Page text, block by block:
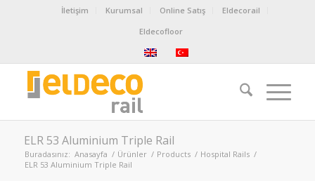
İletişim Kurumsal Online Satış
Eldecorail
Eldecofloor
ELR 53 Aluminium Triple Rail
Buradasınız: Anasayfa / Ürünler / Products / Hospital Rails /
ELR 53 Aluminium Triple Rail